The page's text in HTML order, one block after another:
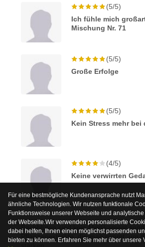
(5/5)
Ich fühle mich
Mischung Nr. 71
(5/5)
Große Erfolge
(5/5)
Kein Stress mehr bei
(4/5)
Keine verwirrten
Für eine bestmögliche Kundenansprache nutzt
ähnliche Technologien. Wir nutzen funktionale
Funktionsweise unserer Webseite und
der Webseite.Wir verwenden personalisierte
dabei helfen, Ihnen einen möglichst passenden
bieten zu können. Erfahren Sie mehr über unsere
Bachblüten sind kein Medikament
Pflanzenextrakte, die man nimmt, um